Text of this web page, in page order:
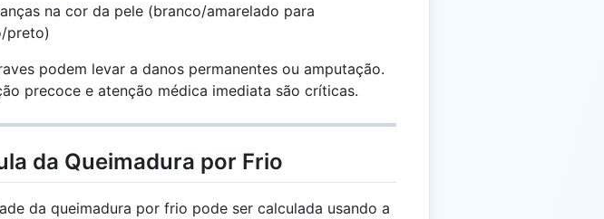
na cor da pele (branco/amarelado para
preto)
podem levar a danos permanentes ou amputação.
precoce e atenção médica imediata são críticas.
da Queimadura por Frio
da queimadura por frio pode ser calculada usando a